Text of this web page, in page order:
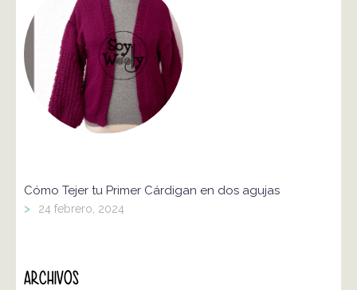
Cómo Tejer tu Primer Cárdigan en dos agujas
> 24 febrero, 2024
ARCHIVOS